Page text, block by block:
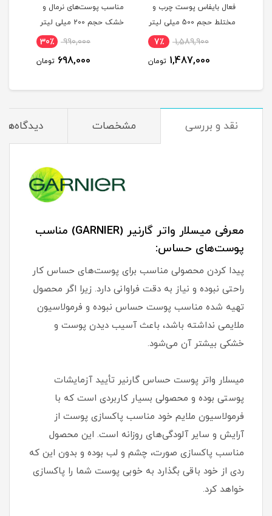
فعال بایفاس پوست چرب و
مختلط حجم 500 میلی لیتر
1,589,900 7٪
1,487,000 تومان
مناسب پوست‌های نرمال و
خشک حجم 200 میلی لیتر
990,000 30٪
698,000 تومان
نقد و بررسی مشخصات دیدگاه‌ها
معرفی میسلار واتر گارنیر (GARNIER) مناسب
پوست‌های حساس:
پیدا کردن محصولی مناسب برای پوست‌های حساس کار
راحتی نبوده و نیاز به دقت فراوانی دارد. زیرا اگر محصول
تهیه شده مناسب پوست حساس نبوده و فرمولاسیون
ملایمی نداشته باشد، باعث آسیب دیدن پوست و
خشکی بیشتر آن می‌شود.
میسلار واتر پوست حساس گارنیر تأیید آزمایشات
پوستی بوده و محصولی بسیار کاربردی است که با
فرمولاسیون ملایم خود مناسب پاکسازی پوست از
آرایش و سایر آلودگی‌های روزانه است. این محصول
مناسب پاکسازی صورت، چشم و لب بوده و بدون این که
ردی از خود باقی بگذارد به خوبی پوست شما را پاکسازی
خواهد کرد.